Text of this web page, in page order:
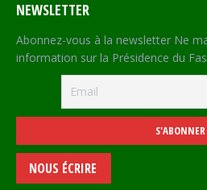
NEWSLETTER
Abonnez-vous à la newsletter Ne
information sur la Présidence du
NOUS ÉCRIRE